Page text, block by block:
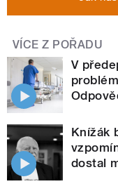
VÍCE Z POŘADU
V
Knížák
dostal